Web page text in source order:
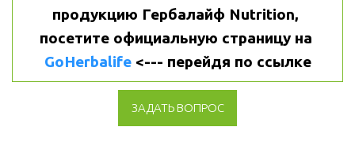
продукцию Гербалайф Nutrition,
GoHerbalife <--- перейдя по ссылке
ЗАДАТЬ ВОПРОС